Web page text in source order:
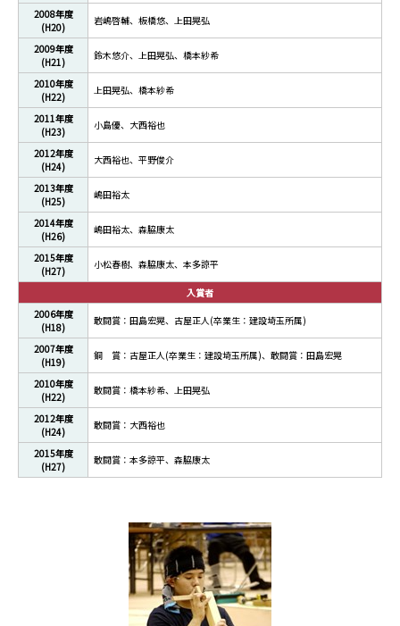
2008年度
(H20)
岩嶋啓輔、板橋悠、上田晃弘
2009年度
(H21)
鈴木悠介、上田晃弘、橋本紗希
2010年度
(H22)
上田晃弘、橋本紗希
2011年度
(H23)
小島優、大西裕也
2012年度
(H24)
大西裕也、平野俊介
2013年度
(H25)
嶋田裕太
2014年度
(H26)
嶋田裕太、森脇康太
2015年度
(H27)
小松春樹、森脇康太、本多諒平
入賞者
2006年度
(H18)
敢闘賞：田島宏晃、古屋正人(卒業生：建設埼玉所属)
2007年度
(H19)
銅 賞：古屋正人(卒業生：建設埼玉所属)、敢闘賞：田島宏晃
2010年度
(H22)
敢闘賞：橋本紗希、上田晃弘
2012年度
(H24)
敢闘賞：大西裕也
2015年度
(H27)
敢闘賞：本多諒平、森脇康太